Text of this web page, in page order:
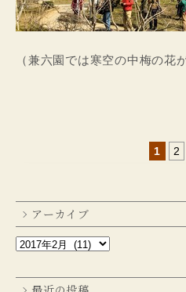
（兼六園では寒空の中梅の花
1 2
アーカイブ